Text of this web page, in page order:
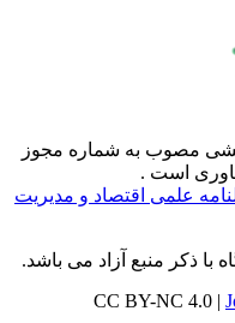
مصوب به شماره مجوز
علمی اقتصاد و مدیریت
ذکر منبع آزاد می باشد.